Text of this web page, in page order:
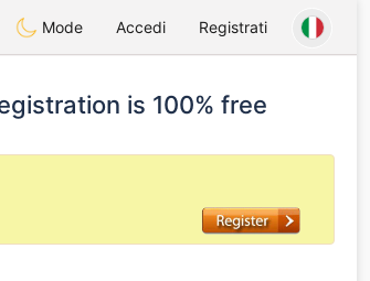
Mode Accedi Registrati
is 100% free